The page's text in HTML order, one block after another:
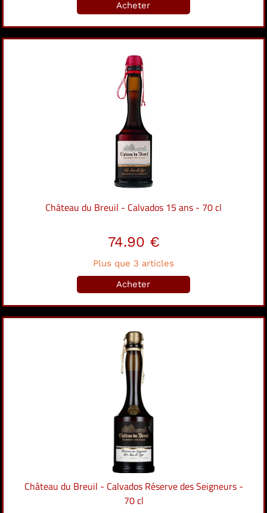
Acheter
Château du Breuil - Calvados 15 ans - 70 cl
74.90 €
Plus que 3 articles
Acheter
Château du Breuil - Calvados Réserve des Seigneurs -
70 cl